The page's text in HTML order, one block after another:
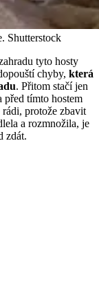
Shutterstock
tyto hosty
chyby, která
. Přitom stačí jen
před tímto hostem
protože zbavit
a rozmnožila, je
zdát.